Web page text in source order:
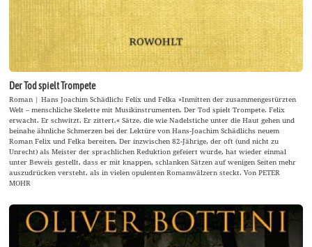
Der Tod spielt Trompete
Roman | Hans Joachim Schädlich: Felix und Felka »Inmitten der zusammengestürzten
Welt – menschliche Skelette mit Musikinstrumenten. Der Tod spielt Trompete. Felix
erwacht. Er schwitzt. Er zittert.« Sätze, die wie Nadelstiche unter die Haut gehen und
beinahe ähnliche Schmerzen bei der Lektüre von Hans-Joachim Schädlichs neuem
Roman Felix und Felka bereiten. Der inzwischen 82-Jährige, der oft (und nicht zu
Unrecht) als Meister der sprachlichen Reduktion gefeiert wurde, hat wieder einmal
unter Beweis gestellt, dass er mit knappen, schlanken Sätzen auf wenigen Seiten mehr
auszudrücken versteht, als in vielen opulenten Romanwälzern steckt. Von PETER
MOHR